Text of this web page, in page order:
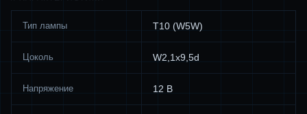
Тип лампы Т10 (W5W)
Цоколь W2,1x9,5d
Напряжение 12 В